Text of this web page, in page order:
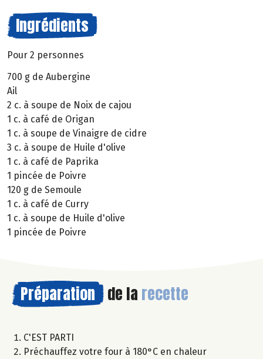
Ingrédients
Pour 2 personnes
700 g de Aubergine
Ail
2 c. à soupe de Noix de cajou
1 c. à café de Origan
1 c. à soupe de Vinaigre de cidre
3 c. à soupe de Huile d'olive
1 c. à café de Paprika
1 pincée de Poivre
120 g de Semoule
1 c. à café de Curry
1 c. à soupe de Huile d'olive
1 pincée de Poivre
Préparation de la recette
C'EST PARTI
Préchauffez votre four à 180°C en chaleur